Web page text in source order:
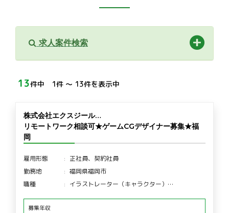
求人案件検索
13件中 1件 〜 13件を表示中
株式会社エクスジール…
リモートワーク相談可★ゲームCGデザイナー募集★福
岡
雇用形態
正社員、契約社員
勤務地
福岡県福岡市
職種
イラストレーター（キャラクター）…
募集年収